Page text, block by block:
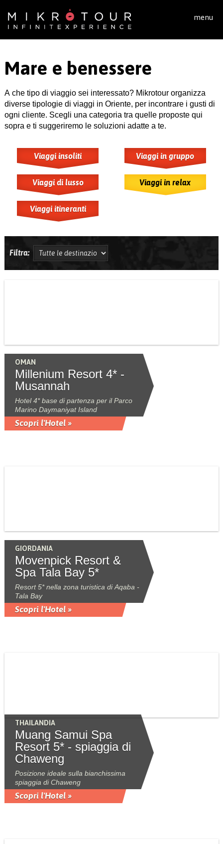
menu
Mare e benessere
A che tipo di viaggio sei interessato? Mikrotour organizza
diverse tipologie di viaggi in Oriente, per incontrare i gusti di
ogni cliente. Scegli una categoria tra quelle proposte qui
sopra e ti suggeriremo le soluzioni adatte a te.
Viaggi insoliti Viaggi in gruppo
Viaggi di lusso Viaggi in relax
Viaggi itineranti
Filtra:
OMAN
Millenium Resort 4* -
Musannah
Hotel 4* base di partenza per il Parco
Marino Daymaniyat Island
Scopri l'Hotel »
GIORDANIA
Movenpick Resort &
Spa Tala Bay 5*
Resort 5* nella zona turistica di Aqaba -
Tala Bay
Scopri l'Hotel »
THAILANDIA
Muang Samui Spa
Resort 5* - spiaggia di
Chaweng
Posizione ideale sulla bianchissima
spiaggia di Chaweng
Scopri l'Hotel »